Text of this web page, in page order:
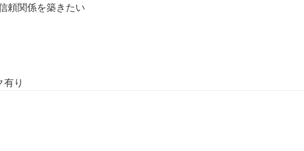
頼関係を築きたい
り